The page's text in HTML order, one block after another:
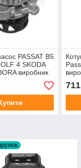
PASSAT B5
4 SKODA
виробник
711